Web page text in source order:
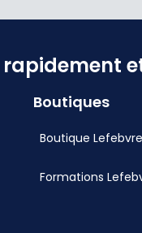
rapidement
Boutiques
Boutique
Formations